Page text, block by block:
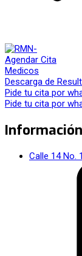
Agendar Cita
Medicos
Descarga de
Pide tu cita por
Pide tu cita por
Calle 14 No.